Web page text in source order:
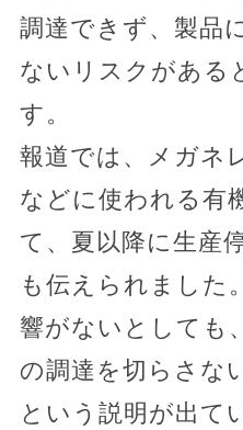
調達できず、製品
ないリスクがある
す。
報道では、メガネ
などに使われる有
て、夏以降に生産
も伝えられました
響がないとしても
の調達を切らさな
という説明が出て